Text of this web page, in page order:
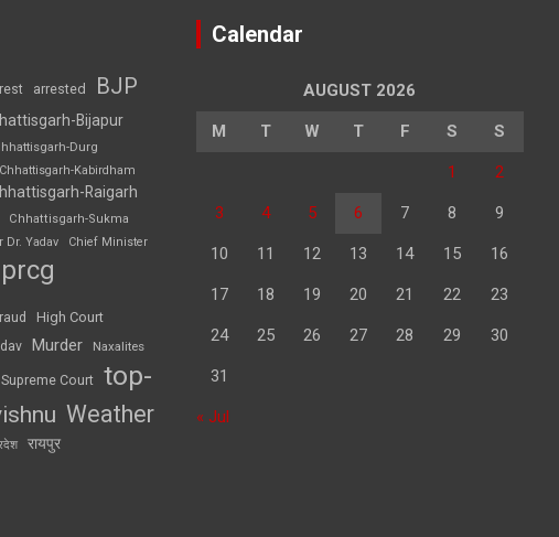
arrested BJP
Bijapur
Durg
Chhattisgarh-Kabirdham
Raigarh
Chhattisgarh-Sukma
Dr. Yadav Chief Minister
High Court
Murder Naxalites
Supreme Court top-
Weather
रायपुर
Calendar
AUGUST 2026
M T W T F S S
1 2
3 4 5 6 7 8 9
10 11 12 13 14 15 16
17 18 19 20 21 22 23
24 25 26 27 28 29 30
31
« Jul